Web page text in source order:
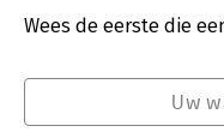
Verschijningsdatum:
5-
Wees de eerste die
Uw